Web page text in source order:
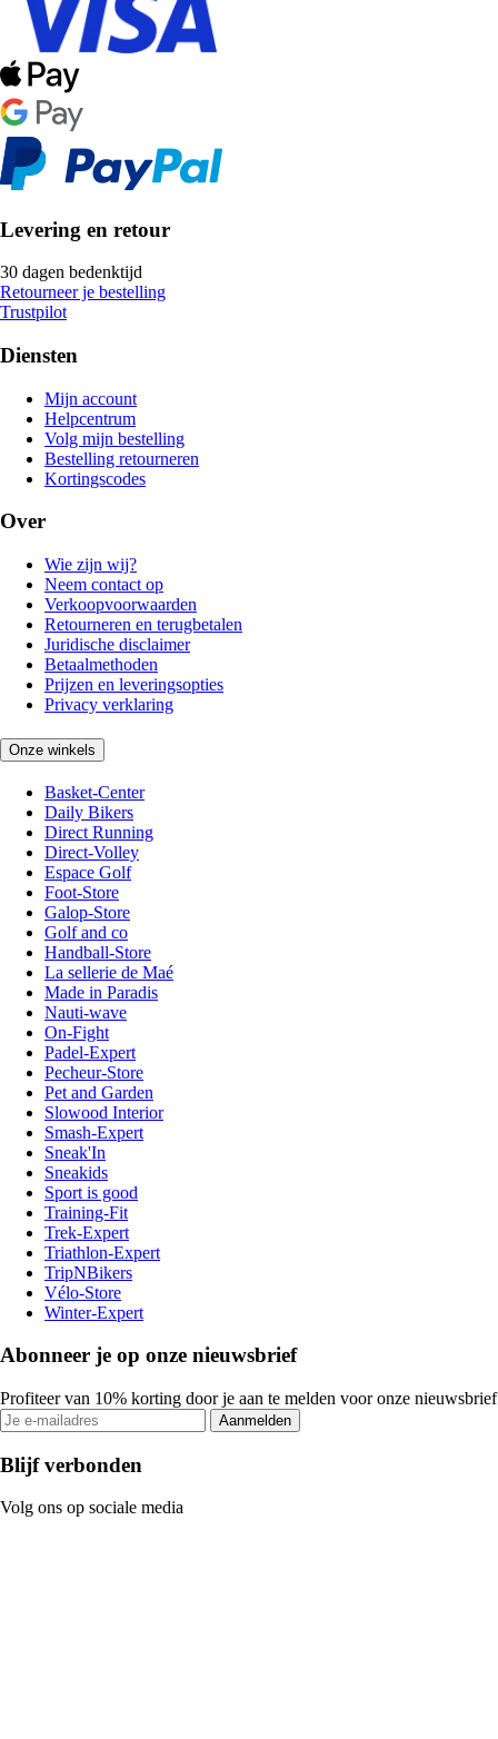
Levering en retour
30 dagen bedenktijd
Retourneer je bestelling
Trustpilot
Diensten
Mijn account
Helpcentrum
Volg mijn bestelling
Bestelling retourneren
Kortingscodes
Over
Wie zijn wij?
Neem contact op
Verkoopvoorwaarden
Retourneren en terugbetalen
Juridische disclaimer
Betaalmethoden
Prijzen en leveringsopties
Privacy verklaring
Onze winkels
Basket-Center
Daily Bikers
Direct Running
Direct-Volley
Espace Golf
Foot-Store
Galop-Store
Golf and co
Handball-Store
La sellerie de Maé
Made in Paradis
Nauti-wave
On-Fight
Padel-Expert
Pecheur-Store
Pet and Garden
Slowood Interior
Smash-Expert
Sneak'In
Sneakids
Sport is good
Training-Fit
Trek-Expert
Triathlon-Expert
TripNBikers
Vélo-Store
Winter-Expert
Abonneer je op onze nieuwsbrief
Profiteer van 10% korting door je aan te melden voor onze nieuwsbrief
Aanmelden
Blijf verbonden
Volg ons op sociale media